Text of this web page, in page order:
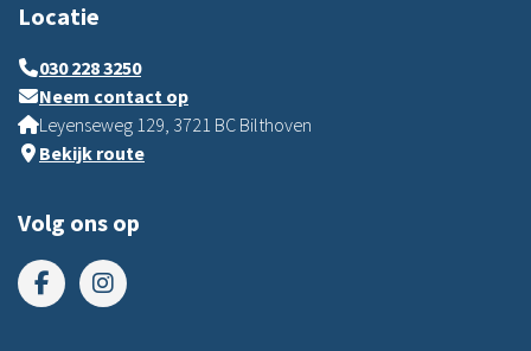
Locatie
030 228 3250
Neem contact op
Leyenseweg 129, 3721 BC Bilthoven
Bekijk route
Volg ons op